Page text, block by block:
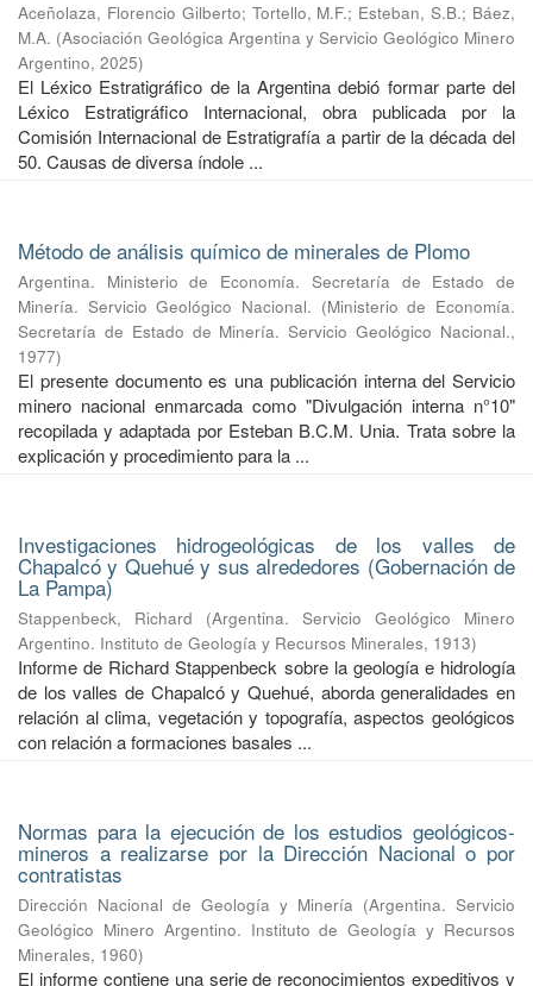
Aceñolaza, Florencio Gilberto; Tortello, M.F.; Esteban, S.B.; Báez,
M.A. (Asociación Geológica Argentina y Servicio Geológico Minero
Argentino, 2025)
El Léxico Estratigráfico de la Argentina debió formar parte del
Léxico Estratigráfico Internacional, obra publicada por la
Comisión Internacional de Estratigrafía a partir de la década del
50. Causas de diversa índole ...
Método de análisis químico de minerales de Plomo
Argentina. Ministerio de Economía. Secretaría de Estado de
Minería. Servicio Geológico Nacional. (Ministerio de Economía.
Secretaría de Estado de Minería. Servicio Geológico Nacional.,
1977)
El presente documento es una publicación interna del Servicio
minero nacional enmarcada como "Divulgación interna n°10"
recopilada y adaptada por Esteban B.C.M. Unia. Trata sobre la
explicación y procedimiento para la ...
Investigaciones hidrogeológicas de los valles de
Chapalcó y Quehué y sus alrededores (Gobernación de
La Pampa)
Stappenbeck, Richard (Argentina. Servicio Geológico Minero
Argentino. Instituto de Geología y Recursos Minerales, 1913)
Informe de Richard Stappenbeck sobre la geología e hidrología
de los valles de Chapalcó y Quehué, aborda generalidades en
relación al clima, vegetación y topografía, aspectos geológicos
con relación a formaciones basales ...
Normas para la ejecución de los estudios geológicos-
mineros a realizarse por la Dirección Nacional o por
contratistas
Dirección Nacional de Geología y Minería (Argentina. Servicio
Geológico Minero Argentino. Instituto de Geología y Recursos
Minerales, 1960)
El informe contiene una serie de reconocimientos expeditivos y